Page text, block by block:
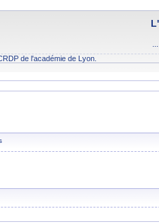
de l'académie de Lyon.